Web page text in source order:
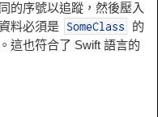
的序號以追蹤，然後壓入
料必須是
SomeClass
的
這也符合了 Swift 語言的